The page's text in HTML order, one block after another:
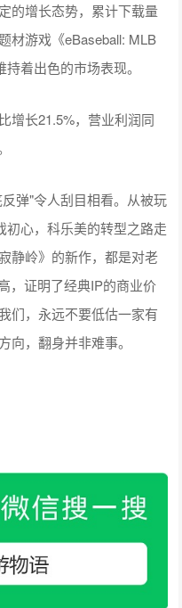
的增长态势，累计下载量
材游戏《eBaseball: MLB
着出色的市场表现。
增长21.5%，营业利润同
弹"令人刮目相看。从被玩
初心，科乐美的转型之路走
静岭》的新作，都是对老
，证明了经典IP的商业价
们，永远不要低估一家有
向，翻身并非难事。